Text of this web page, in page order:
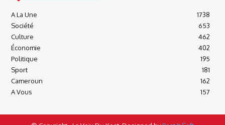
A La Une
1738
Société
653
Culture
462
Économie
402
Politique
195
Sport
181
Cameroun
162
A Vous
157